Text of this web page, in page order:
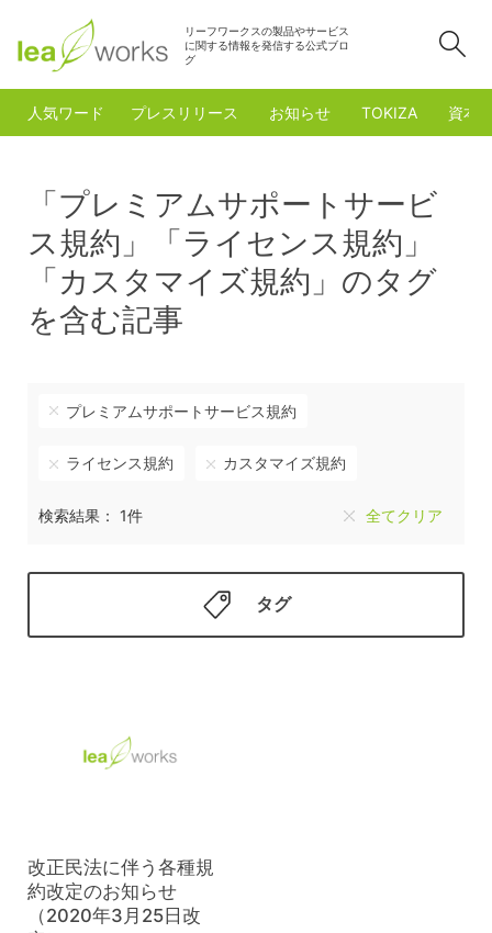
リーフワークスの製品やサービス
に関する情報を発信する公式ブロ
グ
人気ワード プレスリリース お知らせ TOKIZA 資本
「プレミアムサポートサービ
ス規約」「ライセンス規約」
「カスタマイズ規約」のタグ
を含む記事
プレミアムサポートサービス規約
ライセンス規約 カスタマイズ規約
検索結果： 1件 全てクリア
タグ
改正民法に伴う各種規
約改定のお知らせ
（2020年3月25日改